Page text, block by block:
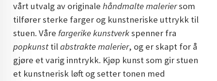
NORSK KUNST
DOPAMIN DECOR NORGE
vårt utvalg av originalehåndmalte maleriersom
tilfører sterke farger og kunstneriske uttrykk til
stuen. Våre fargerike kunstverkspenner fra
popkunsttilabstrakte malerier, og er skapt for å
gjøre et varig inntrykk. Kjøp kunst som gir stuen
et kunstnerisk løft og setter tonen med